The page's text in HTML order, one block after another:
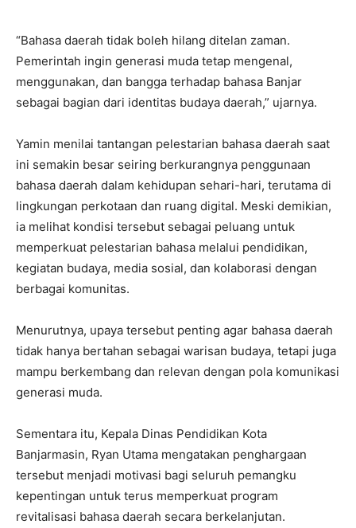
“Bahasa daerah tidak boleh hilang ditelan zaman.
Pemerintah ingin generasi muda tetap mengenal,
menggunakan, dan bangga terhadap bahasa Banjar
sebagai bagian dari identitas budaya daerah,” ujarnya.
Yamin menilai tantangan pelestarian bahasa daerah saat
ini semakin besar seiring berkurangnya penggunaan
bahasa daerah dalam kehidupan sehari-hari, terutama di
lingkungan perkotaan dan ruang digital. Meski demikian,
ia melihat kondisi tersebut sebagai peluang untuk
memperkuat pelestarian bahasa melalui pendidikan,
kegiatan budaya, media sosial, dan kolaborasi dengan
berbagai komunitas.
Menurutnya, upaya tersebut penting agar bahasa daerah
tidak hanya bertahan sebagai warisan budaya, tetapi juga
mampu berkembang dan relevan dengan pola komunikasi
generasi muda.
Sementara itu, Kepala Dinas Pendidikan Kota
Banjarmasin, Ryan Utama mengatakan penghargaan
tersebut menjadi motivasi bagi seluruh pemangku
kepentingan untuk terus memperkuat program
revitalisasi bahasa daerah secara berkelanjutan.